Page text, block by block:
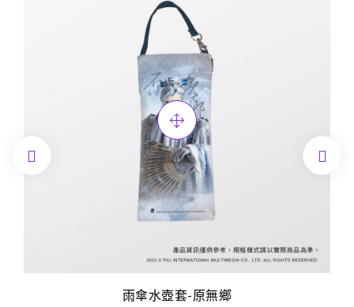
雨傘水壺套-原無鄉
 